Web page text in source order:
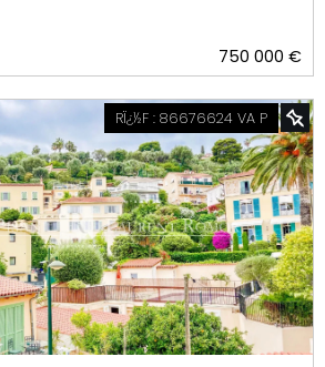
750 000 €
RÏ¿½F : 86676624 VA P